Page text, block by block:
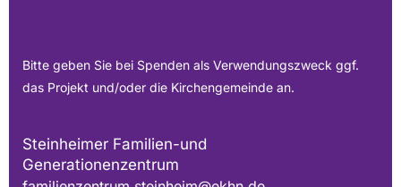
Bitte geben Sie bei Spenden als Verwendungszweck ggf.
das Projekt und/oder die Kirchengemeinde an.
Steinheimer Familien-und
Generationenzentrum